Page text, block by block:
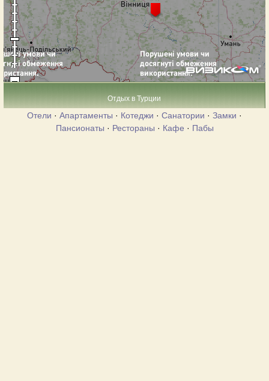
Отдых в Турции
Отели · Апартаменты · Котеджи · Санатории · Замки ·
Пансионаты · Рестораны · Кафе · Пабы